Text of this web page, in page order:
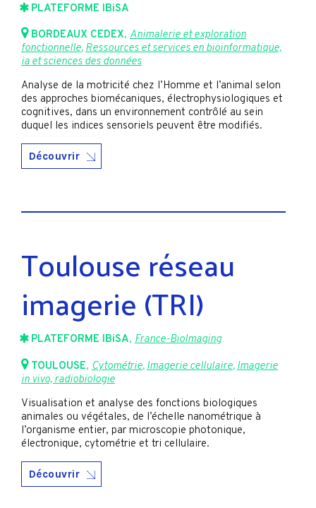
PLATEFORME IBiSA
BORDEAUX CEDEX, Animalerie et exploration
fonctionnelle, Ressources et services en bioinformatique,
ia et sciences des données
Analyse de la motricité chez l’Homme et l’animal selon
des approches biomécaniques, électrophysiologiques et
cognitives, dans un environnement contrôlé au sein
duquel les indices sensoriels peuvent être modifiés.
Découvrir
Toulouse réseau
imagerie (TRI)
PLATEFORME IBiSA, France-BioImaging
TOULOUSE, Cytométrie, Imagerie cellulaire, Imagerie
in vivo, radiobiologie
Visualisation et analyse des fonctions biologiques
animales ou végétales, de l’échelle nanométrique à
l’organisme entier, par microscopie photonique,
électronique, cytométrie et tri cellulaire.
Découvrir